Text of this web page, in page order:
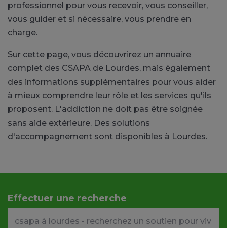
professionnel pour vous recevoir, vous conseiller,
vous guider et si nécessaire, vous prendre en
charge.
Sur cette page, vous découvrirez un annuaire
complet des CSAPA de Lourdes, mais également
des informations supplémentaires pour vous aider
à mieux comprendre leur rôle et les services qu'ils
proposent. L'addiction ne doit pas être soignée
sans aide extérieure. Des solutions
d'accompagnement sont disponibles à Lourdes.
Effectuer une recherche